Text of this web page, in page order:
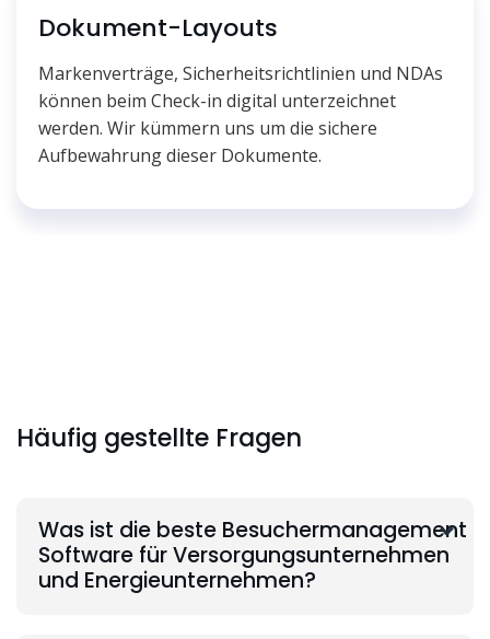
Dokument-Layouts
Markenverträge, Sicherheitsrichtlinien und NDAs
können beim Check-in digital unterzeichnet
werden. Wir kümmern uns um die sichere
Aufbewahrung dieser Dokumente.
Häufig gestellte Fragen
Was ist die beste Besuchermanagement
Software für Versorgungsunternehmen
und Energieunternehmen?